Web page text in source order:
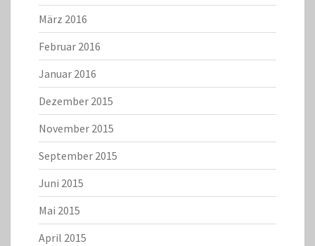
März 2016
Februar 2016
Januar 2016
Dezember 2015
November 2015
September 2015
Juni 2015
Mai 2015
April 2015